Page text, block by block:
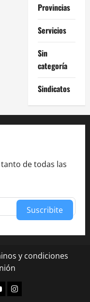
Provincias
Servicios
Sin
categoría
Sindicatos
de todas las
Suscribite
y condiciones
Instagram